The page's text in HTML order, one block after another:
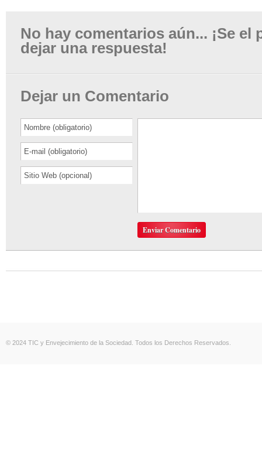
No hay comentarios aún... ¡Se el
dejar una respuesta!
Dejar un Comentario
© 2024 TIC y Envejecimiento de la Sociedad. Todos los Derechos Reservados.